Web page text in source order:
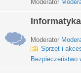
Moderator
Moderator
Sprzęt i
Bezpieczeństwo